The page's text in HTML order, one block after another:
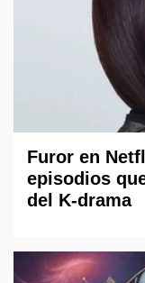
Furor en
episodios
del K-drama